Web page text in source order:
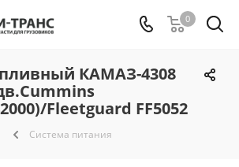
0
КАМАЗ-4308
Fleetguard FF5052
Система питания